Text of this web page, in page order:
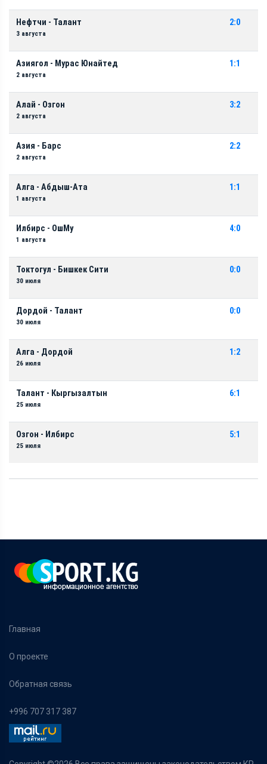
Нефтчи - Талант
3 августа
2:0
Азиягол - Мурас Юнайтед
2 августа
1:1
Алай - Озгон
2 августа
3:2
Азия - Барс
2 августа
2:2
Алга - Абдыш-Ата
1 августа
1:1
Илбирс - ОшМу
1 августа
4:0
Токтогул - Бишкек Сити
30 июля
0:0
Дордой - Талант
30 июля
0:0
Алга - Дордой
26 июля
1:2
Талант - Кыргызалтын
25 июля
6:1
Озгон - Илбирс
25 июля
5:1
Главная
О проекте
Обратная связь
+996 707 317 387